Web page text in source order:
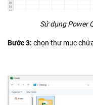
Sử dụng Power
Bước 3: chọn thư mục